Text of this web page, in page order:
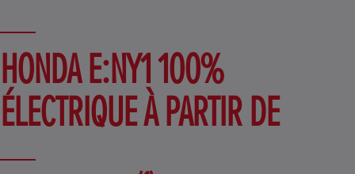
HONDA E:NY1 100%
ÉLECTRIQUE À PARTIR DE